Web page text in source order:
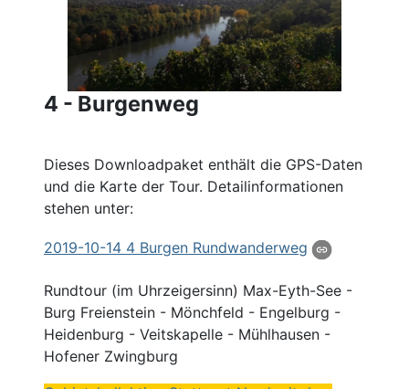
4 - Burgenweg
Dieses Downloadpaket enthält die GPS-Daten
und die Karte der Tour. Detailinformationen
stehen unter:
2019-10-14 4 Burgen Rundwanderweg
Rundtour (im Uhrzeigersinn) Max-Eyth-See -
Burg Freienstein - Mönchfeld - Engelburg -
Heidenburg - Veitskapelle - Mühlhausen -
Hofener Zwingburg